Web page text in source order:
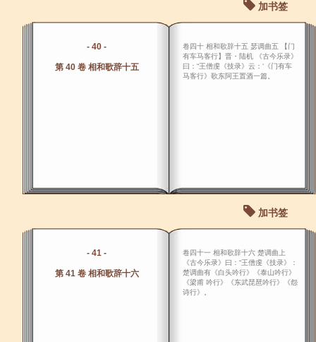
加书签
- 40 -
第 40 卷 相和歌辞十五
卷四十 相和歌辞十五 瑟调曲五 【门
有车马客行】晋・陆机 《古今乐录》
曰：“王僧虔《技录》云：‘《门有车
马客行》歌东阿王置酒一篇。
加书签
- 41 -
第 41 卷 相和歌辞十六
卷四十一 相和歌辞十六 楚调曲上
《古今乐录》曰：“王僧虔《技录》：
楚调曲有《白头吟行》《泰山吟行》
《梁甫 吟行》《东武琵琶吟行》《怨
诗行》。